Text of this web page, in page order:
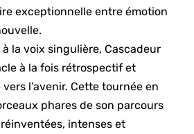
exceptionnelle entre émotion
la voix singulière, Cascadeur
à la fois rétrospectif et
l’avenir. Cette tournée en
phares de son parcours
intenses et